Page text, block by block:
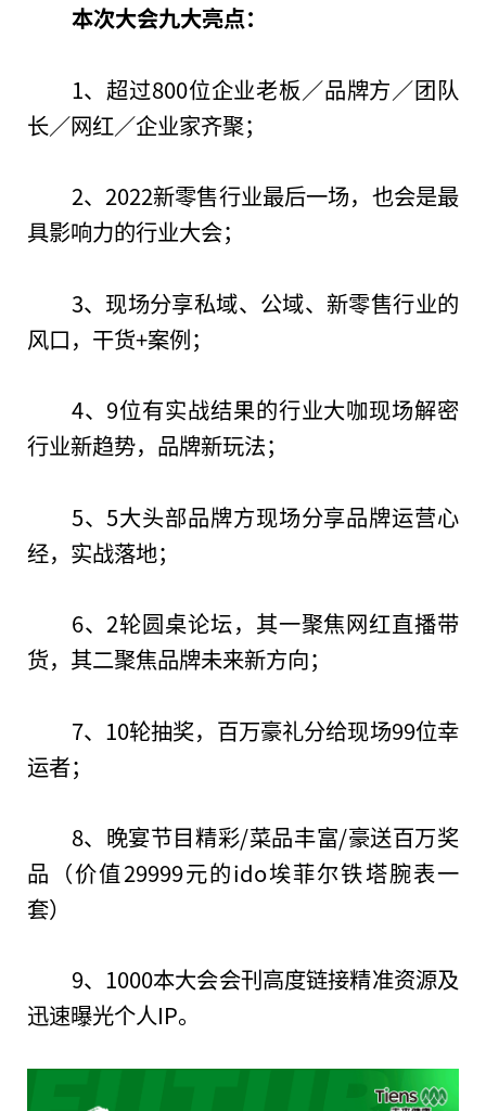
本次大会九大亮点：
1、超过800位企业老板／品牌方／团队
长／网红／企业家齐聚；
2、2022新零售行业最后一场，也会是最
具影响力的行业大会；
3、现场分享私域、公域、新零售行业的
风口，干货+案例；
4、9位有实战结果的行业大咖现场解密
行业新趋势，品牌新玩法；
5、5大头部品牌方现场分享品牌运营心
经，实战落地；
6、2轮圆桌论坛，其一聚焦网红直播带
货，其二聚焦品牌未来新方向；
7、10轮抽奖，百万豪礼分给现场99位幸
运者；
8、晚宴节目精彩/菜品丰富/豪送百万奖
品（价值29999元的ido埃菲尔铁塔腕表一
套）
9、1000本大会会刊高度链接精准资源及
迅速曝光个人IP。